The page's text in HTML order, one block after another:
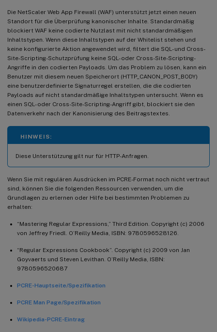
Die NetScaler Web App Firewall (WAF) unterstützt jetzt einen neuen
Standort für die Überprüfung kanonischer Inhalte. Standardmäßig
blockiert WAF keine codierte Nutzlast mit nicht standardmäßigen
Inhaltstypen. Wenn diese Inhaltstypen auf der Whitelist stehen und
keine konfigurierte Aktion angewendet wird, filtert die SQL- und Cross-
Site-Scripting-Schutzprüfung keine SQL- oder Cross-Site-Scripting-
Angriffe in den codierten Payloads. Um das Problem zu lösen, kann ein
Benutzer mit diesem neuen Speicherort (HTTP_CANON_POST_BODY)
eine benutzerdefinierte Signaturregel erstellen, die die codierten
Payloads auf nicht standardmäßige Inhaltstypen untersucht. Wenn es
einen SQL- oder Cross-Site-Scripting-Angriff gibt, blockiert sie den
Datenverkehr nach der Kanonisierung des Beitragstextes.
HINWEIS:
Diese Unterstützung gilt nur für HTTP-Anfragen.
Wenn Sie mit regulären Ausdrücken im PCRE-Format noch nicht vertraut
sind, können Sie die folgenden Ressourcen verwenden, um die
Grundlagen zu erlernen oder Hilfe bei bestimmten Problemen zu
erhalten:
“Mastering Regular Expressions,” Third Edition. Copyright (c) 2006
von Jeffrey Friedl. O’Reilly Media, ISBN: 9780596528126.
“Regular Expressions Cookbook”. Copyright (c) 2009 von Jan
Goyvaerts und Steven Levithan. O’Reilly Media, ISBN:
9780596520687
PCRE-Hauptseite/Spezifikation
PCRE Man Page/Spezifikation
Wikipedia-PCRE-Eintrag